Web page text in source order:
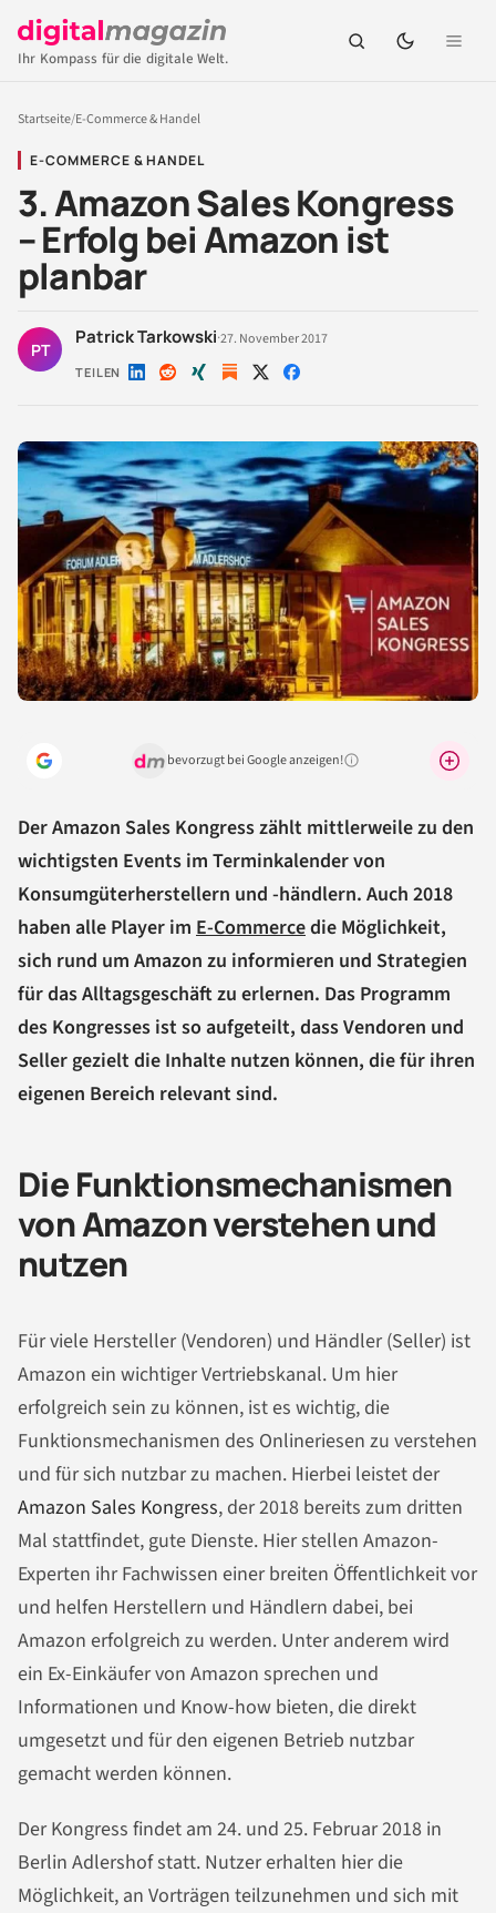
Ihr Kompass für die digitale Welt.
Startseite/E-Commerce & Handel
E-COMMERCE & HANDEL
3. Amazon Sales Kongress
– Erfolg bei Amazon ist
planbar
PT
Patrick Tarkowski·27. November 2017
TEILEN Auf Auf Auf Auf Auf
bevorzugt bei Google anzeigen!Warum lohnt sich das?
Der Amazon Sales Kongress zählt mittlerweile zu den
wichtigsten Events im Terminkalender von
Konsumgüterherstellern und -händlern. Auch 2018
haben alle Player im E-Commercedie Möglichkeit,
sich rund um Amazon zu informieren und Strategien
für das Alltagsgeschäft zu erlernen. Das Programm
des Kongresses ist so aufgeteilt, dass Vendoren und
Seller gezielt die Inhalte nutzen können, die für ihren
eigenen Bereich relevant sind.
Die Funktionsmechanismen
von Amazon verstehen und
nutzen
Für viele Hersteller (Vendoren) und Händler (Seller) ist
Amazon ein wichtiger Vertriebskanal. Um hier
erfolgreich sein zu können, ist es wichtig, die
Funktionsmechanismen des Onlineriesen zu verstehen
und für sich nutzbar zu machen. Hierbei leistet der
Amazon Sales Kongress, der 2018 bereits zum dritten
Mal stattfindet, gute Dienste. Hier stellen Amazon-
Experten ihr Fachwissen einer breiten Öffentlichkeit vor
und helfen Herstellern und Händlern dabei, bei
Amazon erfolgreich zu werden. Unter anderem wird
ein Ex-Einkäufer von Amazon sprechen und
Informationen und Know-how bieten, die direkt
umgesetzt und für den eigenen Betrieb nutzbar
gemacht werden können.
Der Kongress findet am 24. und 25. Februar 2018 in
Berlin Adlershof statt. Nutzer erhalten hier die
Möglichkeit, an Vorträgen teilzunehmen und sich mit